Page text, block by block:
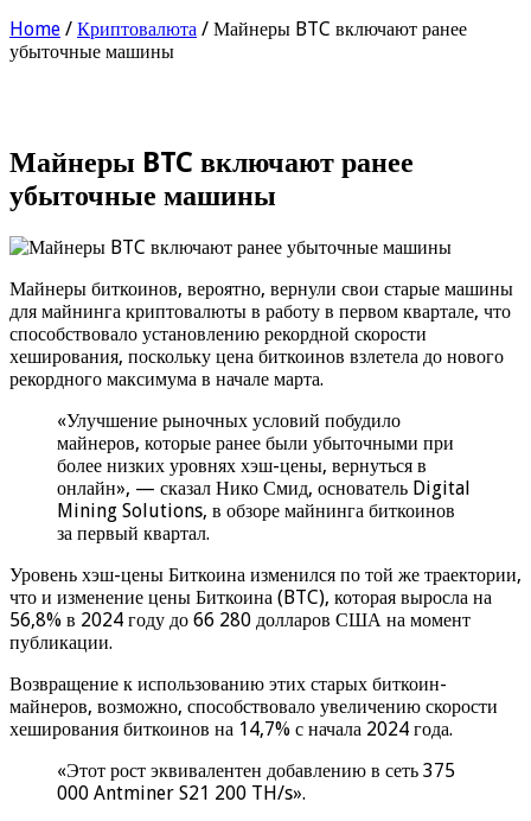
Home / Криптовалюта / Майнеры BTC включают ранее
убыточные машины
Майнеры BTC включают ранее
убыточные машины
Майнеры биткоинов, вероятно, вернули свои старые машины
для майнинга криптовалюты в работу в первом квартале, что
способствовало установлению рекордной скорости
хеширования, поскольку цена биткоинов взлетела до нового
рекордного максимума в начале марта.
«Улучшение рыночных условий побудило
майнеров, которые ранее были убыточными при
более низких уровнях хэш-цены, вернуться в
онлайн», — сказал Нико Смид, основатель Digital
Mining Solutions, в обзоре майнинга биткоинов
за первый квартал.
Уровень хэш-цены Биткоина изменился по той же траектории,
что и изменение цены Биткоина (BTC), которая выросла на
56,8% в 2024 году до 66 280 долларов США на момент
публикации.
Возвращение к использованию этих старых биткоин-
майнеров, возможно, способствовало увеличению скорости
хеширования биткоинов на 14,7% с начала 2024 года.
«Этот рост эквивалентен добавлению в сеть 375
000 Antminer S21 200 TH/s».